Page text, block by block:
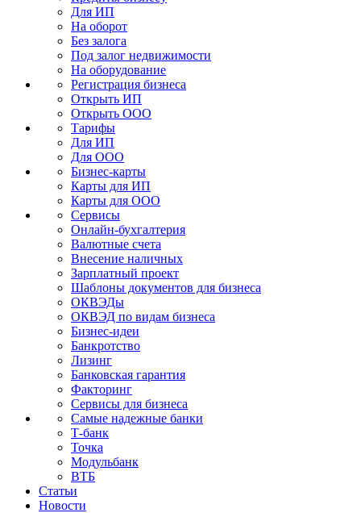
Для ИП
На оборот
Без залога
Под залог недвижимости
На оборудование
Регистрация бизнеса
Открыть ИП
Открыть ООО
Тарифы
Для ИП
Для ООО
Бизнес-карты
Карты для ИП
Карты для ООО
Сервисы
Онлайн-бухгалтерия
Валютные счета
Внесение наличных
Зарплатный проект
Шаблоны документов для бизнеса
ОКВЭДы
ОКВЭД по видам бизнеса
Бизнес-идеи
Банкротство
Лизинг
Банковская гарантия
Факторинг
Сервисы для бизнеса
Самые надежные банки
Т-банк
Точка
Модульбанк
ВТБ
Статьи
Новости